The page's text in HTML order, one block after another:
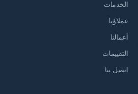
الخدمات
عملاؤنا
أعمالنا
التقييمات
اتصل بنا